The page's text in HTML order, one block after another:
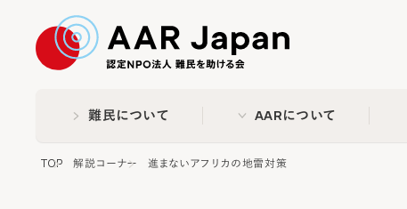
難民について AARについて
TOP 解説コーナー 進まないアフリカの地雷対策